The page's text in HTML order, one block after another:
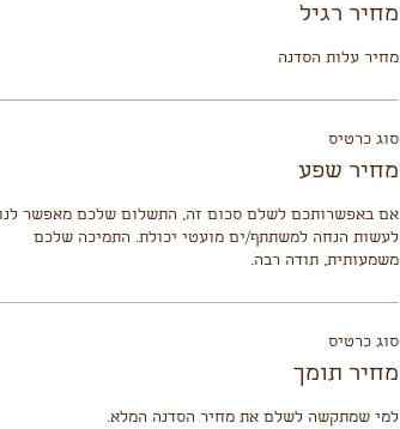
מחיר רגיל
מחיר עלות הסדנה
סוג כרטיס
מחיר שפע
משמעותית, תודה רבה.
סוג כרטיס
מחיר תומך
למי שמתקשה לשלם את מחיר הסדנה המלא.